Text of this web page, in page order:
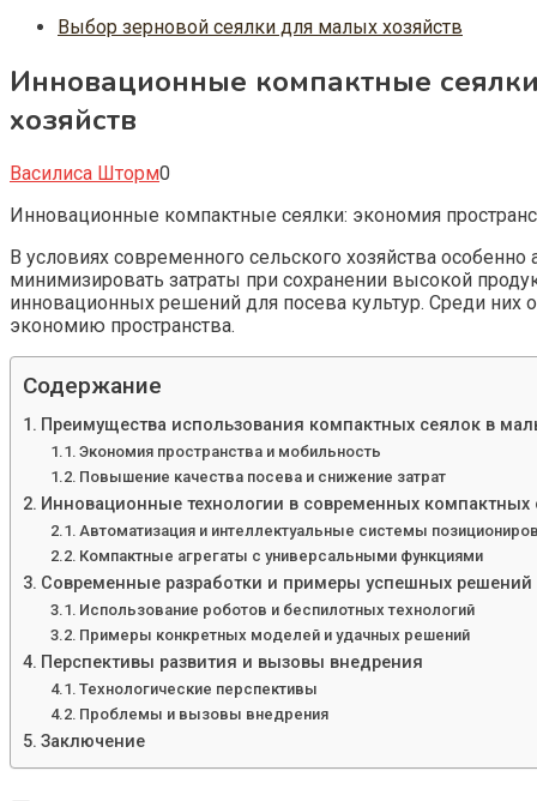
Выбор зерновой сеялки для малых хозяйств
Инновационные компактные
хозяйств
Василиса Шторм0
Инновационные компактные сеялки: экономия
В условиях современного сельского хозяйства
минимизировать затраты при сохранении высокой
инновационных решений для посева культур. Среди
экономию пространства.
Содержание
Преимущества использования компактных сеялок в
Экономия пространства и мобильность
Повышение качества посева и снижение затрат
Инновационные технологии в современных компактных
Автоматизация и интеллектуальные системы
Компактные агрегаты с универсальными функциями
Современные разработки и примеры успешных решений
Использование роботов и беспилотных технологий
Примеры конкретных моделей и удачных решений
Перспективы развития и вызовы внедрения
Технологические перспективы
Проблемы и вызовы внедрения
Заключение